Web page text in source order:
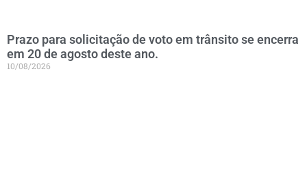
Prazo para solicitação de voto em trânsito se encerra
em 20 de agosto deste ano.
10/08/2026